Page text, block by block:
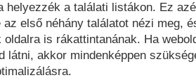
helyezzék a találati listákon. Ez
az első néhány találatot nézi meg,
oldalra is rákattintanának. Ha
látni, akkor mindenképpen